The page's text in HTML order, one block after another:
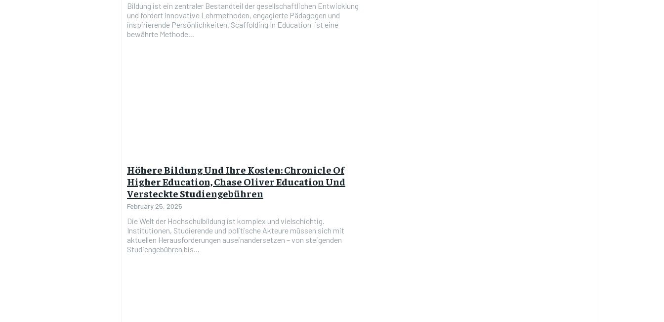
Bildung ist ein zentraler Bestandteil der gesellschaftlichen Entwicklung
und fordert innovative Lehrmethoden, engagierte Pädagogen und
inspirierende Persönlichkeiten. Scaffolding In Education ist eine
bewährte Methode...
Höhere Bildung Und Ihre Kosten: Chronicle Of
Higher Education, Chase Oliver Education Und
Versteckte Studiengebühren
February 25, 2025
Die Welt der Hochschulbildung ist komplex und vielschichtig.
Institutionen, Studierende und politische Akteure müssen sich mit
aktuellen Herausforderungen auseinandersetzen – von steigenden
Studiengebühren bis...